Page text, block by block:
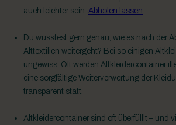
auch leichter sein. Abholen lassen
Du wüsstest gern genau, wie es nach der
Alttextilien weitergeht? Bei so einigen
ungewiss. Oft werden Altkleidercontainer
eine sorgfältige Weiterverwertung der
transparent statt.
Altkleidercontainer sind oft überfülllt – und